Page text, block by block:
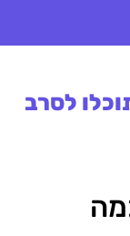
לסרב